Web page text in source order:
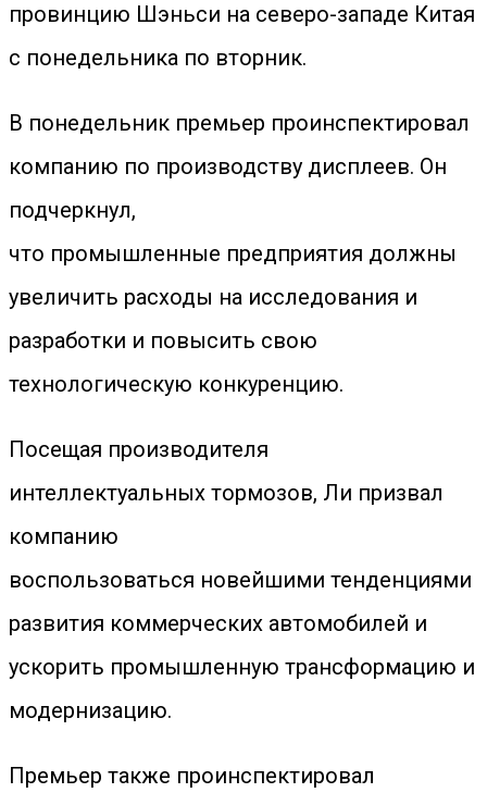
провинцию Шэньси на северо-западе Китая
с понедельника по вторник.
В понедельник премьер проинспектировал
компанию по производству дисплеев. Он
подчеркнул,
что промышленные предприятия должны
увеличить расходы на исследования и
разработки и повысить свою
технологическую конкуренцию.
Посещая производителя
интеллектуальных тормозов, Ли призвал
компанию
воспользоваться новейшими тенденциями
развития коммерческих автомобилей и
ускорить промышленную трансформацию и
модернизацию.
Премьер также проинспектировал